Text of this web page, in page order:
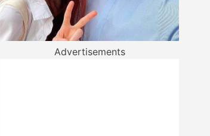
Advertisements